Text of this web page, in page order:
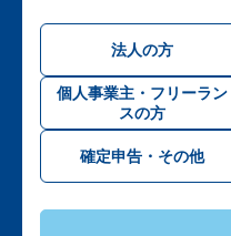
法人の方
個人事業主・フリーラン
スの方
確定申告・その他